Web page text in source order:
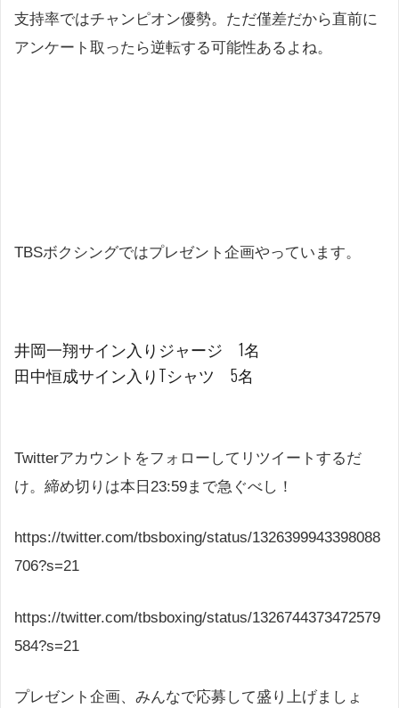
支持率ではチャンピオン優勢。ただ僅差だから直前に
アンケート取ったら逆転する可能性あるよね。
TBSボクシングではプレゼント企画やっています。
井岡一翔サイン入りジャージ 1名
田中恒成サイン入りTシャツ 5名
Twitterアカウントをフォローしてリツイートするだ
け。締め切りは本日23:59まで急ぐべし！
https://twitter.com/tbsboxing/status/1326399943398088
706?s=21
https://twitter.com/tbsboxing/status/1326744373472579
584?s=21
プレゼント企画、みんなで応募して盛り上げましょ